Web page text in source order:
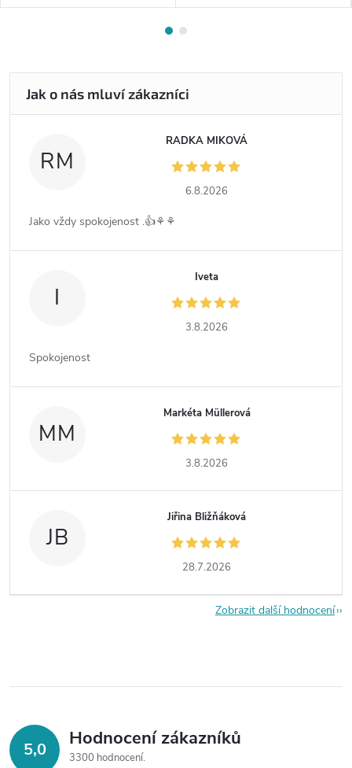
RM
RADKA MIKOVÁ
6.8.2026
Jako vždy spokojenost .👍⚘️⚘️
I
Iveta
3.8.2026
Spokojenost
MM
Markéta Müllerová
3.8.2026
JB
Jiřina Bližňáková
28.7.2026
Zobrazit další hodnocení
5,0 Hodnocení zákazníků
3300 hodnocení